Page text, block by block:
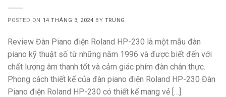
POSTED ON 14 THÁNG 3, 2024 BY TRUNG
Review Đàn Piano điện Roland HP-230 là một mẫu đàn
piano kỹ thuật số từ những năm 1996 và được biết đến với
chất lượng âm thanh tốt và cảm giác phím đàn chân thực.
Phong cách thiết kế của đàn piano điện Roland HP-230 Đàn
Piano điện Roland HP-230 có thiết kế mang vẻ […]